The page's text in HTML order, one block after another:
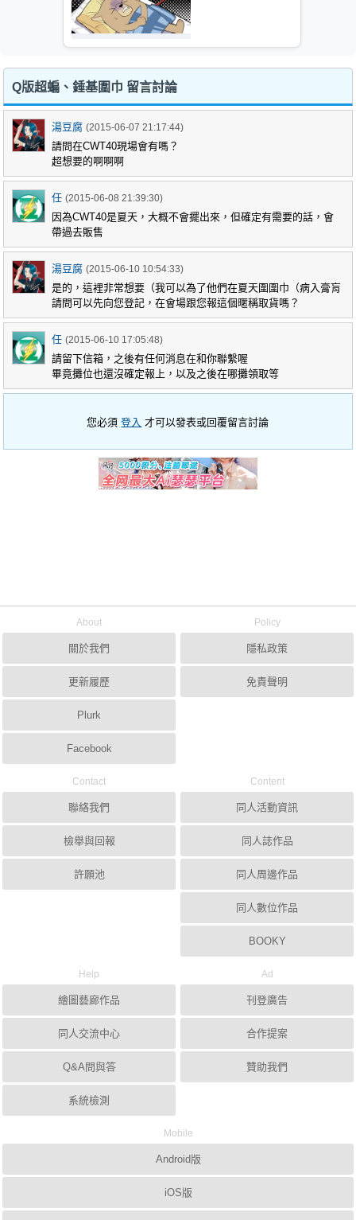
Q版超蝙、錘基圍巾 留言討論
湯豆腐 (2015-06-07 21:17:44)
請問在CWT40現場會有嗎？
超想要的啊啊啊
任 (2015-06-08 21:39:30)
因為CWT40是夏天，大概不會擺出來，但確定有需要的話，會
帶過去販售
湯豆腐 (2015-06-10 10:54:33)
是的，這裡非常想要（我可以為了他們在夏天圍圍巾（病入膏肓
請問可以先向您登記，在會場跟您報這個暱稱取貨嗎？
任 (2015-06-10 17:05:48)
請留下信箱，之後有任何消息在和你聯繫喔
畢竟攤位也還沒確定報上，以及之後在哪攤領取等
您必須登入 才可以發表或回覆留言討論
About
關於我們
更新履歷
Plurk
Facebook
Policy
隱私政策
免責聲明
Contact
聯絡我們
檢舉與回報
許願池
Content
同人活動資訊
同人誌作品
同人周邊作品
同人數位作品
BOOKY
Help
繪圖藝廊作品
同人交流中心
Q&A問與答
系統檢測
Ad
刊登廣告
合作提案
贊助我們
Mobile
Android版
iOS版